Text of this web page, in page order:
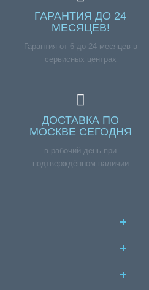
ГАРАНТИЯ ДО 24
МЕСЯЦЕВ!
Гарантия от 6 до 24 месяцев в
сервисных центрах
ДОСТАВКА ПО
МОСКВЕ СЕГОДНЯ
в рабочий день при
подтверждённом наличии